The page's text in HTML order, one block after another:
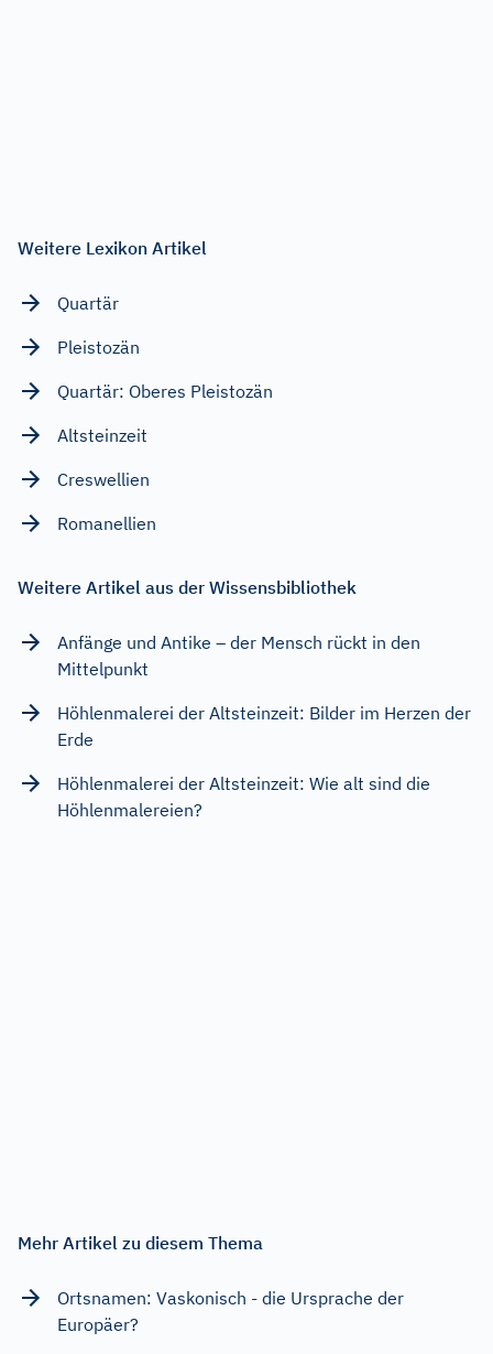
Weitere Lexikon Artikel
Quartär
Pleistozän
Quartär: Oberes Pleistozän
Altsteinzeit
Creswellien
Romanellien
Weitere Artikel aus der Wissensbibliothek
Anfänge und Antike – der Mensch rückt in den
Mittelpunkt
Höhlenmalerei der Altsteinzeit: Bilder im Herzen der
Erde
Höhlenmalerei der Altsteinzeit: Wie alt sind die
Höhlenmalereien?
Mehr Artikel zu diesem Thema
Ortsnamen: Vaskonisch - die Ursprache der
Europäer?